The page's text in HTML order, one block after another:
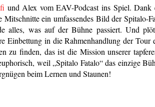
und Alex vom EAV-Podcast ins Spiel. Dank
ein umfassendes Bild der Spitalo-
alles, was auf der Bühne passiert. Und
Einbettung in die Rahmenhandlung der Tour
finden, das ist die Mission unserer
weil „Spitalo Fatalo“ das einzige
beim Lernen und Staunen!